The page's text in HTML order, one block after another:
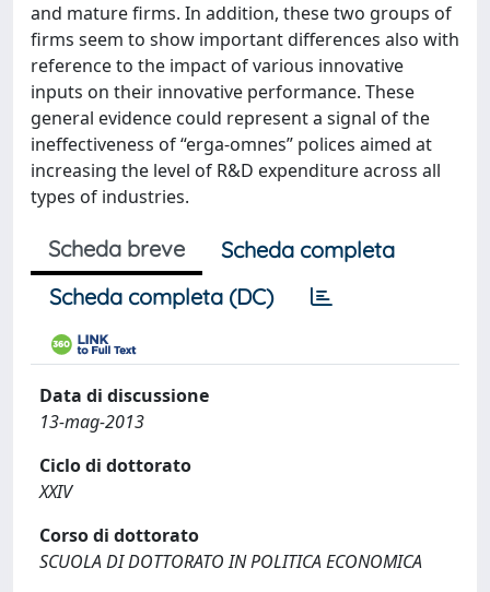
and mature firms. In addition, these two groups of
firms seem to show important differences also with
reference to the impact of various innovative
inputs on their innovative performance. These
general evidence could represent a signal of the
ineffectiveness of “erga-omnes” polices aimed at
increasing the level of R&D expenditure across all
types of industries.
Scheda breve
Scheda completa
Scheda completa (DC)
Data di discussione
13-mag-2013
Ciclo di dottorato
XXIV
Corso di dottorato
SCUOLA DI DOTTORATO IN POLITICA ECONOMICA